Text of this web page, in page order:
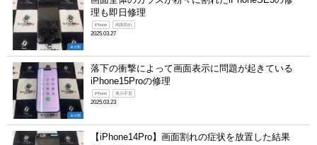
未分類
理も即日修理
iPhone 画面割れ
2025.03.27
未分類
落下の衝撃によって画面表示に問題が起きている
iPhone15Proの修理
iPhone 表示不良
2025.03.23
【iPhone14Pro】画面割れの症状を放置した結果